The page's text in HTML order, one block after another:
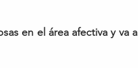
en el área afectiva y va a